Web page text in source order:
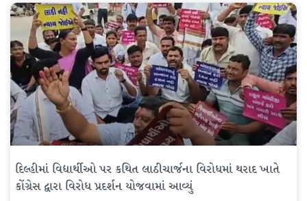
દિલ્હીમાં વિદ્યાર્થીઓ પર કથિત લાઠીચાર્જના વિરોધમાં થરાદ ખાતે
કોંગ્રેસ દ્વારા વિરોધ પ્રદર્શન યોજવામાં આવ્યું